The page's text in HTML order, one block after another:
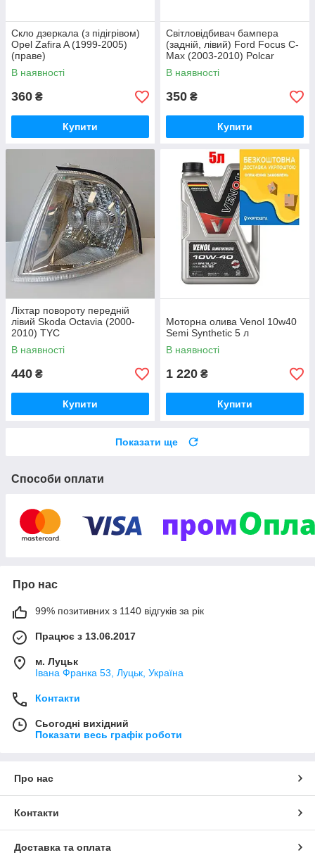
Скло дзеркала (з підігрівом)
Opel Zafira A (1999-2005)
(праве)
В наявності
360 ₴
Купити
Світловідбивач бампера
(задній, лівий) Ford Focus C-
Max (2003-2010) Polcar
В наявності
350 ₴
Купити
Ліхтар повороту передній
лівий Skoda Octavia (2000-
2010) TYC
В наявності
440 ₴
Купити
Моторна олива Venol 10w40
Semi Synthetic 5 л
В наявності
1 220 ₴
Купити
Показати ще
Способи оплати
Про нас
99% позитивних з 1140 відгуків за рік
Працює з 13.06.2017
м. Луцьк
Івана Франка 53, Луцьк, Україна
Контакти
Сьогодні вихідний
Показати весь графік роботи
Про нас
Контакти
Доставка та оплата